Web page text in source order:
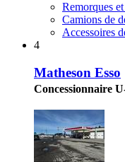
Remorques
Camions de
Accessoires
4
Matheson Esso
Concessionnaire